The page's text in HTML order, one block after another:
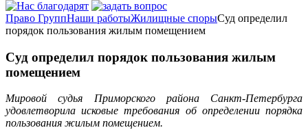
Право ГруппНаши работыЖилищные спорыСуд определил
порядок пользования жилым помещением
Суд определил порядок пользования жилым
помещением
Мировой судья Приморского района Санкт-Петербурга
удовлетворила исковые требования об определении порядка
пользования жилым помещением.